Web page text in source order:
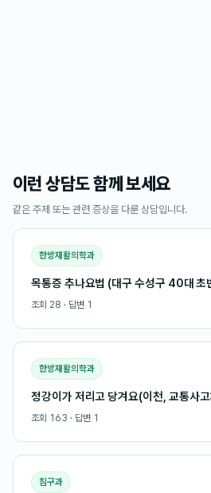
이런 상담도 함께 보세요
같은 주제 또는 관련 증상을 다룬 상담입니다.
한방재활의학과
목통증 추나요법 (대구 수성구 40대 초
조회 28 · 답변 1
한방재활의학과
정강이가 저리고 당겨요(이천, 교통사
조회 163 · 답변 1
침구과